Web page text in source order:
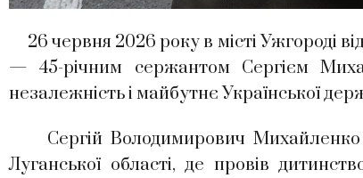
26 червня 2026 року в місті Ужгороді
— 45-річним сержантом Сергієм
незалежність і майбутнє Української
Сергій Володимирович Михайленко
Луганської області, де провів